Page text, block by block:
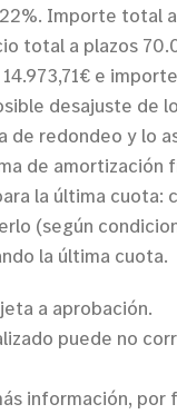
Importe total
total a plazos
e
desajuste de
de redondeo y lo
de amortización
la última cuota:
(según
la última cuota.
a aprobación.
puede no
información, por